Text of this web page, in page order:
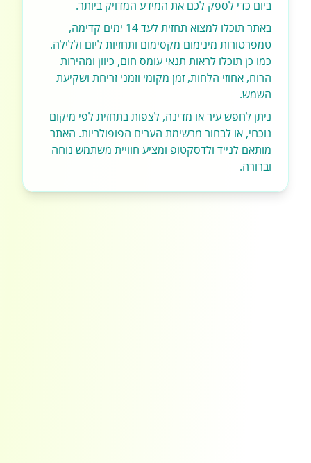
ביום כדי לספק לכם את המידע המדויק ביותר.
באתר תוכלו למצוא תחזית לעד 14 ימים קדימה,
טמפרטורות מינימום מקסימום ותחזיות ליום וללילה.
כמו כן תוכלו לראות תנאי עומס חום, כיוון ומהירות
הרוח, אחוזי הלחות, זמן מקומי וזמני זריחת ושקיעת
השמש.
ניתן לחפש עיר או מדינה, לצפות בתחזית לפי מיקום
נוכחי, או לבחור מרשימת הערים הפופולריות. האתר
מותאם לנייד ולדסקטופ ומציע חוויית משתמש נוחה
וברורה.